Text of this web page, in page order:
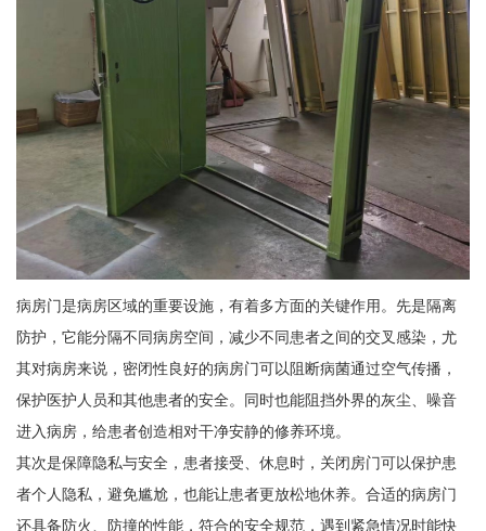
病房门是病房区域的重要设施，有着多方面的关键作用。先是隔离
防护，它能分隔不同病房空间，减少不同患者之间的交叉感染，尤
其对病房来说，密闭性良好的病房门可以阻断病菌通过空气传播，
保护医护人员和其他患者的安全。同时也能阻挡外界的灰尘、噪音
进入病房，给患者创造相对干净安静的修养环境。
其次是保障隐私与安全，患者接受、休息时，关闭房门可以保护患
者个人隐私，避免尴尬，也能让患者更放松地休养。合适的病房门
还具备防火、防撞的性能，符合的安全规范，遇到紧急情况时能快